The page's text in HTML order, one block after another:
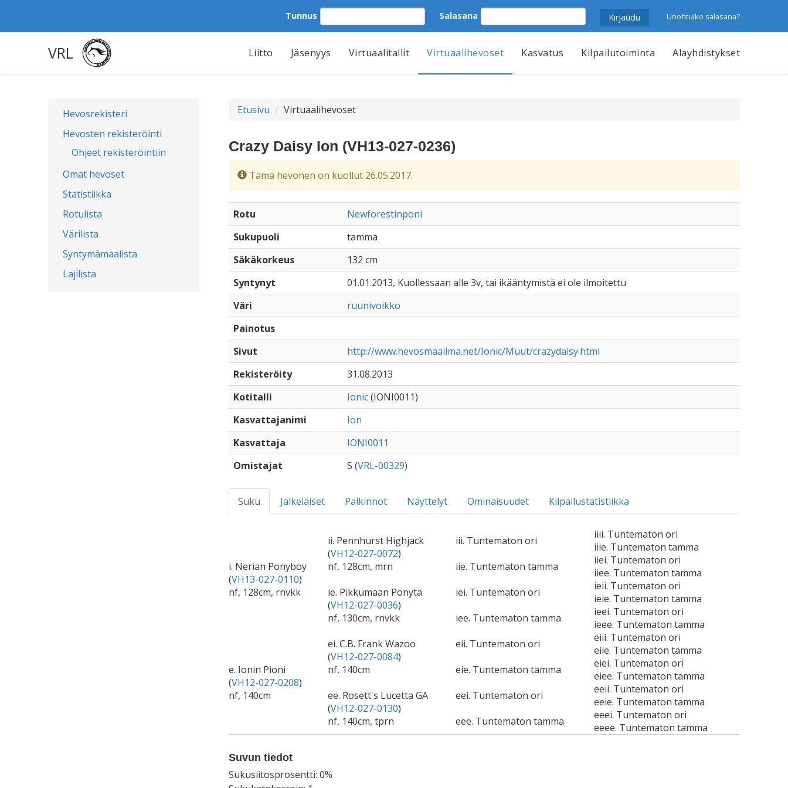
Tunnus Salasana Unohtuiko salasana?
VRL Liitto Jäsenyys Virtuaalitallit Virtuaalihevoset Kasvatus Kilpailutoiminta Alayhdistykset
Hevosrekisteri
Hevosten rekisteröinti
Ohjeet rekisteröintiin
Omat hevoset
Statistiikka
Rotulista
Värilista
Syntymämaalista
Lajilista
Etusivu Virtuaalihevoset
Crazy Daisy Ion (VH13-027-0236)
Tämä hevonen on kuollut 26.05.2017.
Rotu
Newforestinponi
Sukupuoli
tamma
Säkäkorkeus
132 cm
Syntynyt
01.01.2013, Kuollessaan alle 3v, tai ikääntymistä ei ole ilmoitettu
Väri
ruunivoikko
Painotus
Sivut
http://www.hevosmaailma.net/Ionic/Muut/crazydaisy.html
Rekisteröity
31.08.2013
Kotitalli
Ionic(IONI0011)
Kasvattajanimi
Ion
Kasvattaja
IONI0011
Omistajat
S (VRL-00329)
Suku Jälkeläiset Palkinnot Näyttelyt Ominaisuudet Kilpailustatistiikka
i. Nerian Ponyboy
(VH13-027-0110)
nf, 128cm, rnvkk
ii. Pennhurst Highjack
(VH12-027-0072)
nf, 128cm, mrn
iii. Tuntematon ori
iiii. Tuntematon ori
iiie. Tuntematon tamma
iie. Tuntematon tamma
iiei. Tuntematon ori
iiee. Tuntematon tamma
ie. Pikkumaan Ponyta
(VH12-027-0036)
nf, 130cm, rnvkk
iei. Tuntematon ori
ieii. Tuntematon ori
ieie. Tuntematon tamma
iee. Tuntematon tamma
ieei. Tuntematon ori
ieee. Tuntematon tamma
e. Ionin Pioni
(VH12-027-0208)
nf, 140cm
ei. C.B. Frank Wazoo
(VH12-027-0084)
nf, 140cm
eii. Tuntematon ori
eiii. Tuntematon ori
eiie. Tuntematon tamma
eie. Tuntematon tamma
eiei. Tuntematon ori
eiee. Tuntematon tamma
ee. Rosett's Lucetta GA
(VH12-027-0130)
nf, 140cm, tprn
eei. Tuntematon ori
eeii. Tuntematon ori
eeie. Tuntematon tamma
eee. Tuntematon tamma
eeei. Tuntematon ori
eeee. Tuntematon tamma
Suvun tiedot
Sukusiitosprosentti: 0%